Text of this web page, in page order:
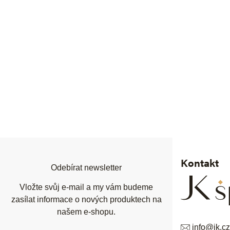
Kontakt
info@jk.cz
Odebírat newsletter
Vložte svůj e-mail a my vám budeme
zasílat informace o nových produktech na
našem e-shopu.